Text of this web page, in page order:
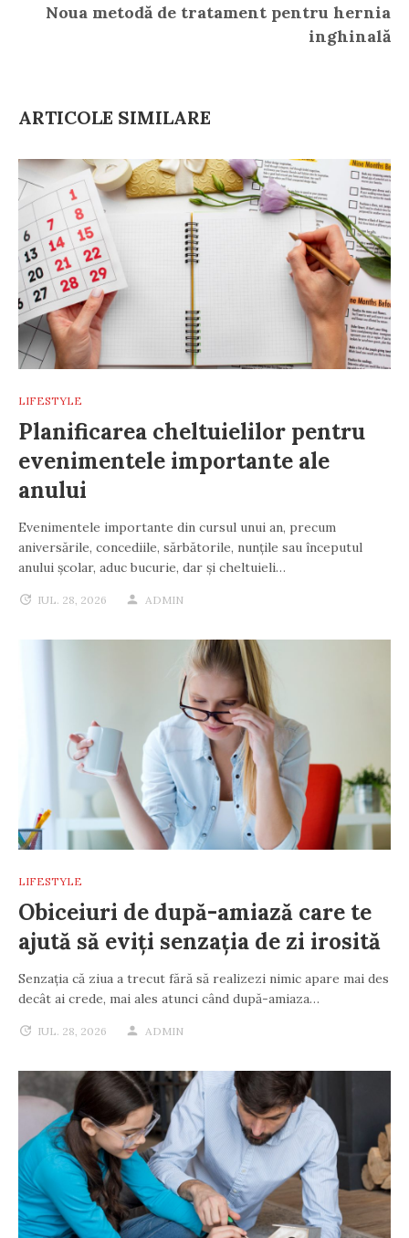
Noua metodă de tratament pentru hernia
inghinală
ARTICOLE SIMILARE
LIFESTYLE
Planificarea cheltuielilor pentru
evenimentele importante ale
anului
Evenimentele importante din cursul unui an, precum
aniversările, concediile, sărbătorile, nunțile sau începutul
anului școlar, aduc bucurie, dar și cheltuieli…
IUL. 28, 2026 ADMIN
LIFESTYLE
Obiceiuri de după-amiază care te
ajută să eviți senzația de zi irosită
Senzația că ziua a trecut fără să realizezi nimic apare mai des
decât ai crede, mai ales atunci când după-amiaza…
IUL. 28, 2026 ADMIN